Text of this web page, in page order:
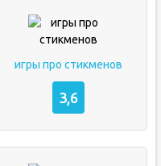
игры про стикменов
3,6